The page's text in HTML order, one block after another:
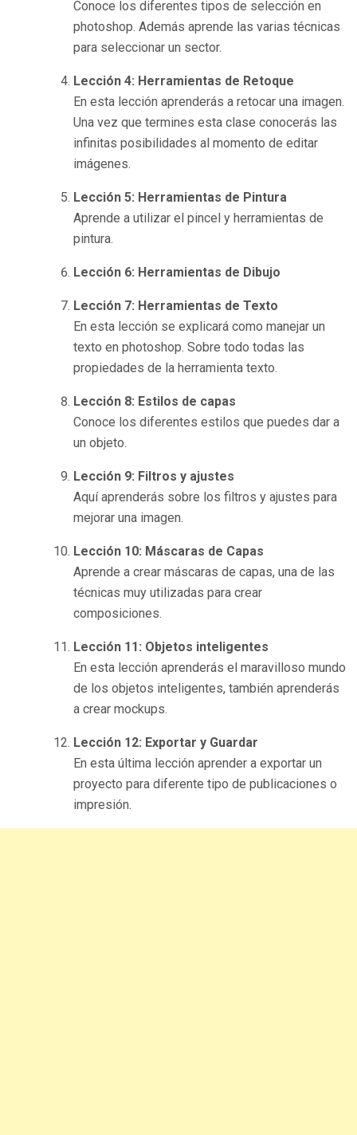
Conoce los diferentes tipos de selección en
photoshop. Además aprende las varias técnicas
para seleccionar un sector.
Lección 4: Herramientas de Retoque
En esta lección aprenderás a retocar una imagen.
Una vez que termines esta clase conocerás las
infinitas posibilidades al momento de editar
imágenes.
Lección 5: Herramientas de Pintura
Aprende a utilizar el pincel y herramientas de
pintura.
Lección 6: Herramientas de Dibujo
Lección 7: Herramientas de Texto
En esta lección se explicará como manejar un
texto en photoshop. Sobre todo todas las
propiedades de la herramienta texto.
Lección 8: Estilos de capas
Conoce los diferentes estilos que puedes dar a
un objeto.
Lección 9: Filtros y ajustes
Aquí aprenderás sobre los filtros y ajustes para
mejorar una imagen.
Lección 10: Máscaras de Capas
Aprende a crear máscaras de capas, una de las
técnicas muy utilizadas para crear
composiciones.
Lección 11: Objetos inteligentes
En esta lección aprenderás el maravilloso mundo
de los objetos inteligentes, también aprenderás
a crear mockups.
Lección 12: Exportar y Guardar
En esta última lección aprender a exportar un
proyecto para diferente tipo de publicaciones o
impresión.